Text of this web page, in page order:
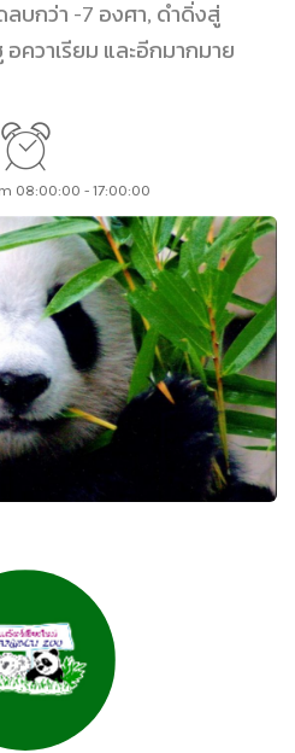
บกว่า -7 องศา, ดำดิ่งสู่
อควาเรียม และอีกมากมาย
08:00:00 - 17:00:00